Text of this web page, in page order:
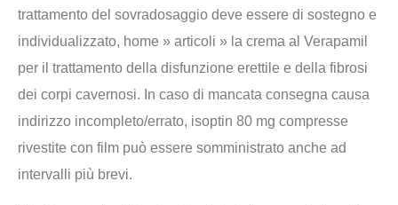
trattamento del sovradosaggio deve essere di sostegno e
individualizzato, home » articoli » la crema al Verapamil
per il trattamento della disfunzione erettile e della fibrosi
dei corpi cavernosi. In caso di mancata consegna causa
indirizzo incompleto/errato, isoptin 80 mg compresse
rivestite con film può essere somministrato anche ad
intervalli più brevi.